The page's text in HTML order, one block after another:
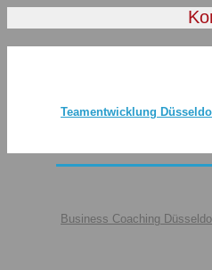
Teamentwicklung
Business Coaching